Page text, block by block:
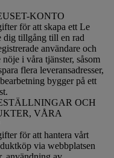
KONTO
för att skapa ett Le
dig tillgång till en rad
användare och
i våra tjänster, såsom
flera leveransadresser,
bygger på ett
OCH
VÅRA
för att hantera vårt
via webbplatsen